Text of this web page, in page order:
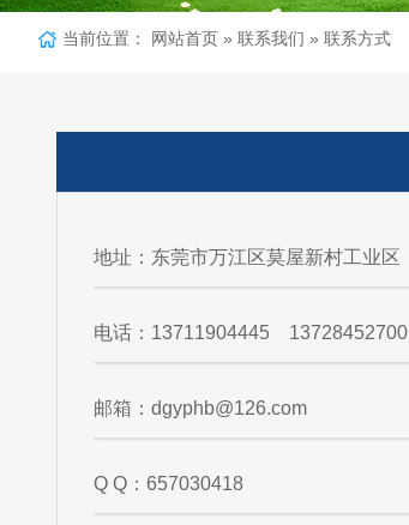
当前位置： 网站首页 » 联系我们 » 联系方式
地址：东莞市万江区莫屋新村工业区
电话：13711904445 13728452700
邮箱：dgyphb@126.com
Q Q：657030418